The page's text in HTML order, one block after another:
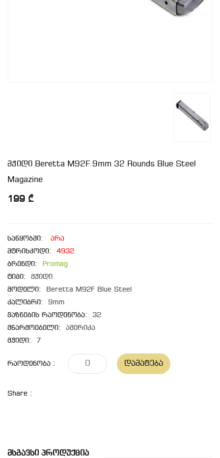
მჭიდი Beretta M92F 9mm 32 Rounds Blue Steel
Magazine
199 ₾
საწყობში:
არა
შტრიხკოდი:
4932
ბრენდი:
Promag
ტიპი:
მჭიდი
მოდელი:
Beretta M92F Blue Steel
კალიბრი:
9mm
ვაზნების რაოდენობა:
32
მწარმოებელი:
ამერიკა
მჭიდი:
7
Რაოდენობა : Დამატება
Share :
Მსგავსი Პროდუქცია